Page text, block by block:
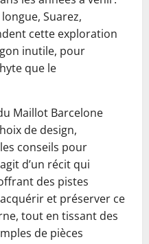
Suarez,
cette exploration
inutile, pour
que le
Maillot Barcelone
de design,
conseils pour
d’un récit qui
des pistes
et préserver ce
tout en tissant des
de pièces